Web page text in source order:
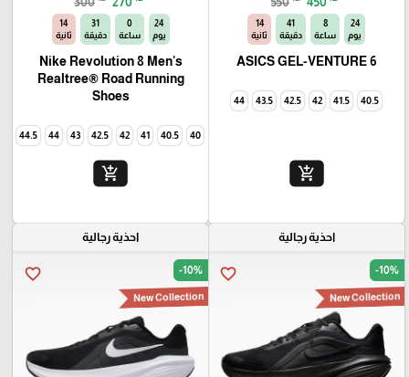
24
يوم
8
ساعة
41
دقيقة
13
ثانية
ASICS GEL-VENTURE 6
40.5
41.5
42
42.5
43.5
44
add_shopping_cart
24
يوم
0
ساعة
31
دقيقة
13
ثانية
Nike Revolution 8 Men's
Realtree® Road Running
Shoes
40
40.5
41
42
42.5
43
44
44.5
add_shopping_cart
احذية رجالية
favorite_border -10%
New Collection
احذية رجالية
favorite_border -10%
New Collection